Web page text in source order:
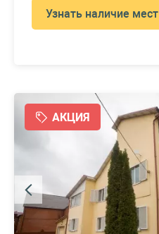
Узнать наличие мест
АКЦИЯ